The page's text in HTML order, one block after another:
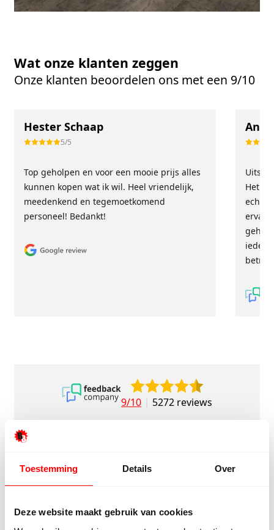
Toestemming Details Over
Deze website maakt gebruik van cookies
Wat onze klanten zeggen
Onze klanten beoordelen ons met een 9/10
Hester Schaap
5/5
Top geholpen en voor een mooie prijs alles
kunnen kopen wat ik wil. Heel vriendelijk,
meedenkend en tegemoetkomend
personeel! Bedankt!
Het
echt
9/10 5272 reviews